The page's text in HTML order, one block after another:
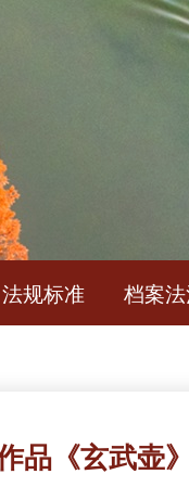
法规标准 档案
品《玄武壶